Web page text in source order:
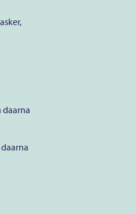
daarna